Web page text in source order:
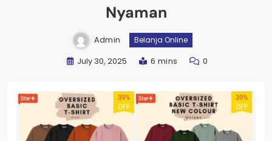
Nyaman
Admin Belanja Online
July 30, 2025 6 mins 0